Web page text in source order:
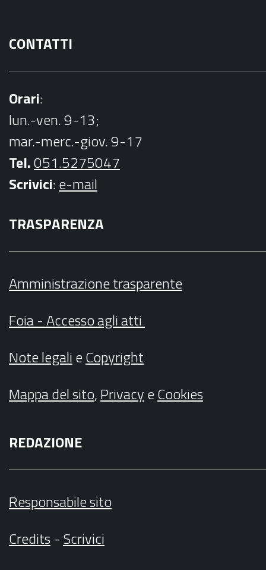
CONTATTI
Orari:
lun.-ven. 9-13;
mar.-merc.-giov. 9-17
Tel.051.5275047
Scrivici:e-mail
TRASPARENZA
Amministrazione trasparente
Foia - Accesso agli atti
Note legalieCopyright
Mappa del sito,PrivacyeCookies
REDAZIONE
Responsabile sito
Credits- Scrivici